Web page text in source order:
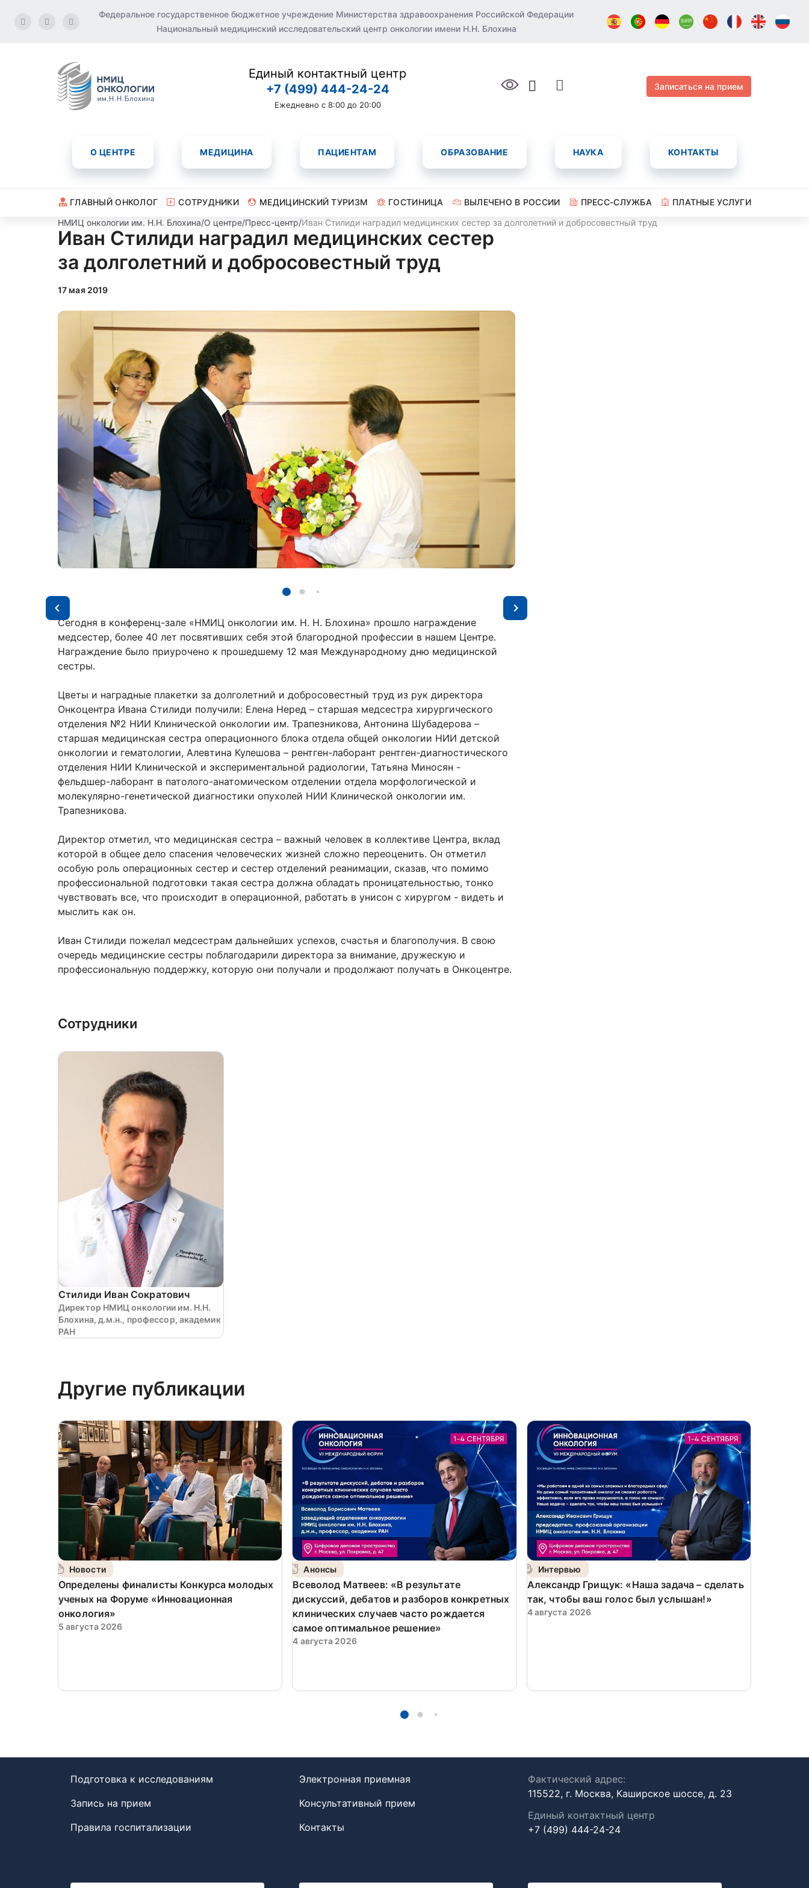
Федеральное государственное бюджетное учреждение Министерства здравоохранения Российской Федерации
Национальный медицинский исследовательский центр онкологии имени Н.Н. Блохина
Единый контактный центр
+7 (499) 444-24-24
Ежедневно с 8:00 до 20:00
Записаться на прием
О ЦЕНТРЕ МЕДИЦИНА ПАЦИЕНТАМ ОБРАЗОВАНИЕ НАУКА КОНТАКТЫ
ГЛАВНЫЙ ОНКОЛОГ СОТРУДНИКИ МЕДИЦИНСКИЙ ТУРИЗМ ГОСТИНИЦА ВЫЛЕЧЕНО В РОССИИ ПРЕСС-СЛУЖБА
ПЛАТНЫЕ УСЛУГИ
НМИЦ онкологии им. Н.Н. Блохина/О центре/Пресс-центр/Иван Стилиди наградил медицинских сестер за долголетний и добросовестный труд
Иван Стилиди наградил медицинских сестер
за долголетний и добросовестный труд
17 мая 2019
Сегодня в конференц-зале «НМИЦ онкологии им. Н. Н. Блохина» прошло награждение
медсестер, более 40 лет посвятивших себя этой благородной профессии в нашем Центре.
Награждение было приурочено к прошедшему 12 мая Международному дню медицинской
сестры.
Цветы и наградные плакетки за долголетний и добросовестный труд из рук директора
Онкоцентра Ивана Стилиди получили: Елена Неред – старшая медсестра хирургического
отделения №2 НИИ Клинической онкологии им. Трапезникова, Антонина Шубадерова –
старшая медицинская сестра операционного блока отдела общей онкологии НИИ детской
онкологии и гематологии, Алевтина Кулешова – рентген-лаборант рентген-диагностического
отделения НИИ Клинической и экспериментальной радиологии, Татьяна Миносян -
фельдшер-лаборант в патолого-анатомическом отделении отдела морфологической и
молекулярно-генетической диагностики опухолей НИИ Клинической онкологии им.
Трапезникова.
Директор отметил, что медицинская сестра – важный человек в коллективе Центра, вклад
которой в общее дело спасения человеческих жизней сложно переоценить. Он отметил
особую роль операционных сестер и сестер отделений реанимации, сказав, что помимо
профессиональной подготовки такая сестра должна обладать проницательностью, тонко
чувствовать все, что происходит в операционной, работать в унисон с хирургом - видеть и
мыслить как он.
Иван Стилиди пожелал медсестрам дальнейших успехов, счастья и благополучия. В свою
очередь медицинские сестры поблагодарили директора за внимание, дружескую и
профессиональную поддержку, которую они получали и продолжают получать в Онкоцентре.
Сотрудники
Стилиди Иван Сократович
Директор НМИЦ онкологии им. Н.Н.
Блохина, д.м.н., профессор, академик
РАН
Другие публикации
Новости
Определены финалисты Конкурса молодых
ученых на Форуме «Инновационная
онкология»
5 августа 2026
Анонсы
Всеволод Матвеев: «В результате
дискуссий, дебатов и разборов конкретных
клинических случаев часто рождается
самое оптимальное решение»
4 августа 2026
Интервью
Александр Грищук: «Наша задача – сделать
так, чтобы ваш голос был услышан!»
4 августа 2026
Подготовка к исследованиям
Запись на прием
Правила госпитализации
Электронная приемная
Консультативный прием
Контакты
Фактический адрес:
115522, г. Москва, Каширское шоссе, д. 23
Единый контактный центр
+7 (499) 444-24-24